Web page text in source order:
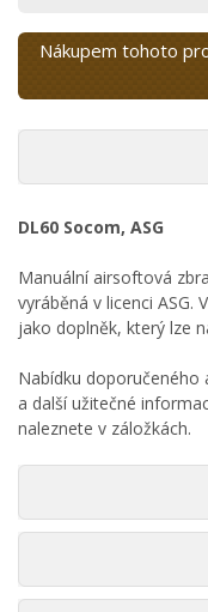
Nákupem tohoto
DL60 Socom, ASG
Manuální airsoftová
vyráběná v licenci ASG.
jako doplněk, který lze
Nabídku
a další užitečné
naleznete v záložkách.